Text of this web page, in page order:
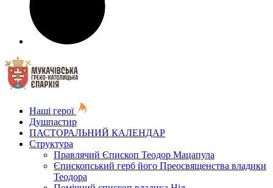
Наші герої
Душпастир
ПАСТОРАЛЬНИЙ КАЛЕНДАР
Структура
Правлячий Єпископ Теодор Мацапула
Єпископський герб його Преосвященства владики
Теодора